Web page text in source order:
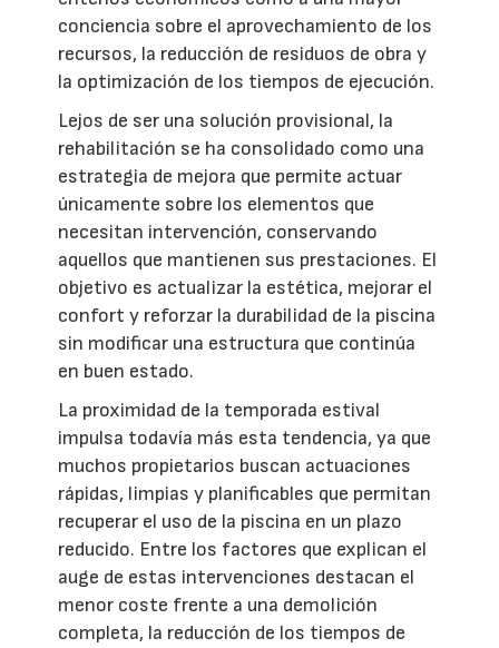
conciencia sobre el aprovechamiento de los
recursos, la reducción de residuos de obra y
la optimización de los tiempos de ejecución.
Lejos de ser una solución provisional, la
rehabilitación se ha consolidado como una
estrategia de mejora que permite actuar
únicamente sobre los elementos que
necesitan intervención, conservando
aquellos que mantienen sus prestaciones. El
objetivo es actualizar la estética, mejorar el
confort y reforzar la durabilidad de la piscina
sin modificar una estructura que continúa
en buen estado.
La proximidad de la temporada estival
impulsa todavía más esta tendencia, ya que
muchos propietarios buscan actuaciones
rápidas, limpias y planificables que permitan
recuperar el uso de la piscina en un plazo
reducido. Entre los factores que explican el
auge de estas intervenciones destacan el
menor coste frente a una demolición
completa, la reducción de los tiempos de